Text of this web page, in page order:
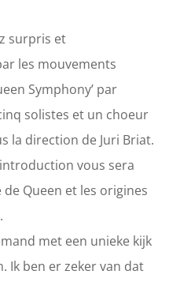
surpris et
les mouvements
Symphony’ par
solistes et un choeur
la direction de Juri Briat.
vous sera
Queen et les origines
met een unieke kijk
Ik ben er zeker van dat